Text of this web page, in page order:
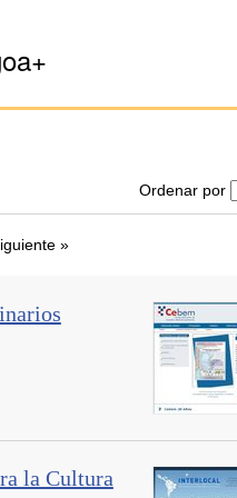
Ordenar por
»
la Cultura